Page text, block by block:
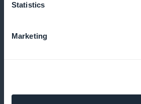
Statistics
Marketing
Permettez aux étudiants
Offrez l’accès aux cours même